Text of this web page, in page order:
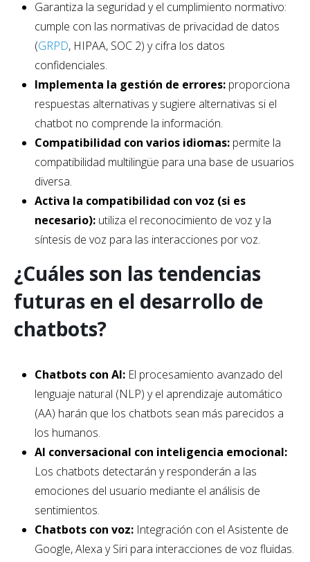
Garantiza la seguridad y el cumplimiento normativo:
cumple con las normativas de privacidad de datos
(GRPD, HIPAA, SOC 2) y cifra los datos
confidenciales.
Implementa la gestión de errores:proporciona
respuestas alternativas y sugiere alternativas si el
chatbot no comprende la información.
Compatibilidad con varios idiomas:permite la
compatibilidad multilingüe para una base de usuarios
diversa.
Activa la compatibilidad con voz (si es
necesario):utiliza el reconocimiento de voz y la
síntesis de voz para las interacciones por voz.
¿Cuáles son las tendencias
futuras en el desarrollo de
chatbots?
Chatbots con AI:El procesamiento avanzado del
lenguaje natural (NLP) y el aprendizaje automático
(AA) harán que los chatbots sean más parecidos a
los humanos.
AI conversacional con inteligencia emocional:
Los chatbots detectarán y responderán a las
emociones del usuario mediante el análisis de
sentimientos.
Chatbots con voz:Integración con el Asistente de
Google, Alexa y Siri para interacciones de voz fluidas.